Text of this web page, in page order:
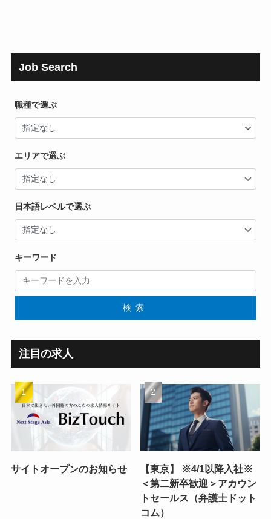
Job Search
職種で選ぶ
エリアで選ぶ
日本語レベルで選ぶ
キーワード
検索
注目の求人
サイトオープンのお知らせ
【東京】 ※4/1以降入社※
＜第二新卒歓迎＞アカウン
トセールス（弁護士ドット
コム）